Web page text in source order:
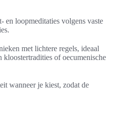
en loopmeditaties volgens vaste
met lichtere regels, ideaal
kloostertradities of oecumenische
wanneer je kiest, zodat de